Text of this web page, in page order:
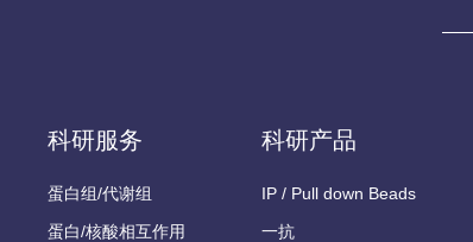
科研服务
蛋白组/代谢组
蛋白/核酸相互作用
科研产品
IP / Pull down Beads
一抗